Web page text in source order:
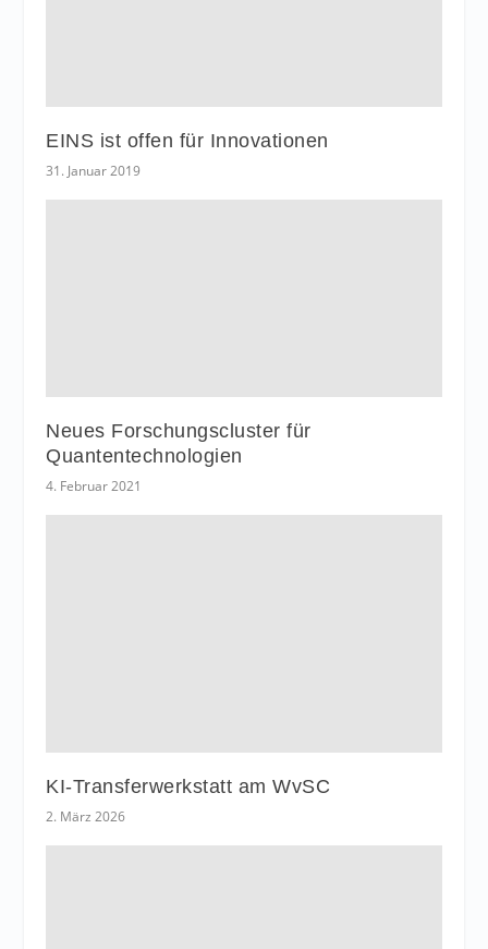
EINS ist offen für Innovationen
31. Januar 2019
Neues Forschungscluster für
Quantentechnologien
4. Februar 2021
KI-Transferwerkstatt am WvSC
2. März 2026